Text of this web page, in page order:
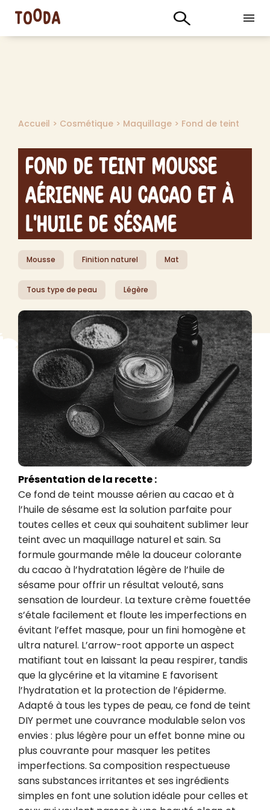
Accueil > Cosmétique > Maquillage > Fond de teint
Fond de Teint Mousse
Aérienne au Cacao et à
l'Huile de Sésame
Mousse Finition naturel Mat
Tous type de peau Légère
Présentation de la recette :
Ce fond de teint mousse aérien au cacao et à
l’huile de sésame est la solution parfaite pour
toutes celles et ceux qui souhaitent sublimer leur
teint avec un maquillage naturel et sain. Sa
formule gourmande mêle la douceur colorante
du cacao à l’hydratation légère de l’huile de
sésame pour offrir un résultat velouté, sans
sensation de lourdeur. La texture crème fouettée
s’étale facilement et floute les imperfections en
évitant l’effet masque, pour un fini homogène et
ultra naturel. L’arrow-root apporte un aspect
matifiant tout en laissant la peau respirer, tandis
que la glycérine et la vitamine E favorisent
l’hydratation et la protection de l’épiderme.
Adapté à tous les types de peau, ce fond de teint
DIY permet une couvrance modulable selon vos
envies : plus légère pour un effet bonne mine ou
plus couvrante pour masquer les petites
imperfections. Sa composition respectueuse
sans substances irritantes et ses ingrédients
simples en font une solution idéale pour celles et